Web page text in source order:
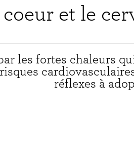
coeur et le
les fortes chaleurs
réflexes à